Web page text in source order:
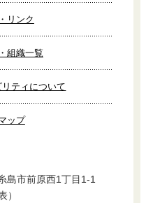
リンク
組織一覧
ティについて
ップ
市前原西1丁目1-1
）